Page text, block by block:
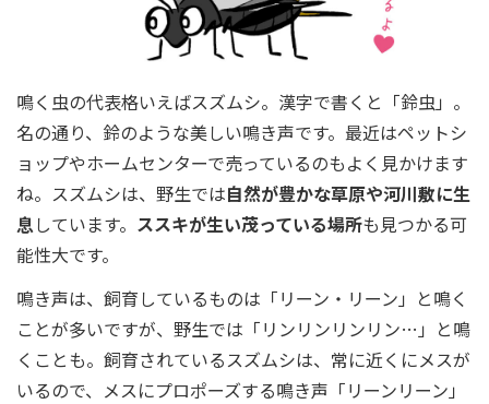
鳴く虫の代表格いえばスズムシ。漢字で書くと「鈴虫」。
名の通り、鈴のような美しい鳴き声です。最近はペットシ
ョップやホームセンターで売っているのもよく見かけます
ね。スズムシは、野生では自然が豊かな草原や河川敷に生
息しています。 ススキが生い茂っている場所も見つかる可
能性大です。
鳴き声は、飼育しているものは「リーン・リーン」と鳴く
ことが多いですが、野生では「リンリンリンリン…」と鳴
くことも。飼育されているスズムシは、常に近くにメスが
いるので、メスにプロポーズする鳴き声「リーンリーン」